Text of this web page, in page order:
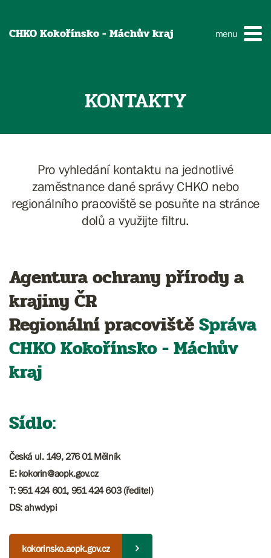
CHKO Kokořínsko - Máchův kraj menu
KONTAKTY
Pro vyhledání kontaktu na jednotlivé
zaměstnance dané správy CHKO nebo
regionálního pracoviště se posuňte na stránce
dolů a využijte filtru.
Agentura ochrany přírody a
krajiny ČR
Regionální pracovištěSpráva
CHKOKokořínsko - Máchův
kraj
Sídlo:
Česká ul. 149, 276 01 Mělník
E: kokorin@aopk.gov.cz
T: 951 424 601, 951 424 603 (ředitel)
DS: ahwdypi
kokorinsko.aopk.gov.cz